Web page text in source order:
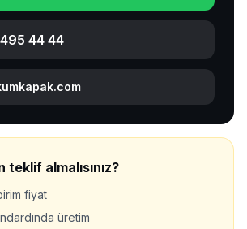
44 44
teklif almalısınız?
fiyat
üretim